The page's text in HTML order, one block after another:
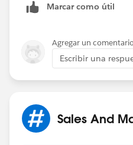
Regards,
Jayson
Marcar como útil
Agregar un
Escribir una
Sales And